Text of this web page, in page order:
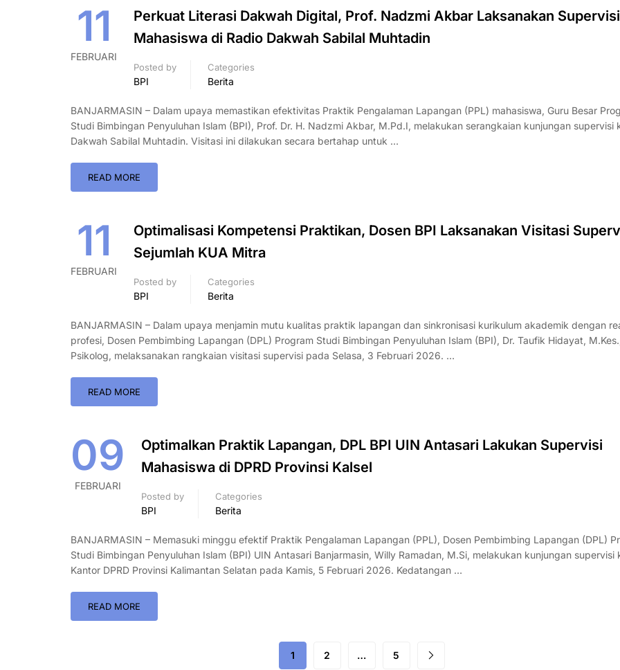
11
FEBRUARI
Perkuat Literasi Dakwah Digital, Prof. Nadzmi Akbar Laksanakan Supervisi
Mahasiswa di Radio Dakwah Sabilal Muhtadin
Posted by
BPI
Categories
Berita
BANJARMASIN – Dalam upaya memastikan efektivitas Praktik Pengalaman Lapangan (PPL) mahasiswa, Guru Besar
Studi Bimbingan Penyuluhan Islam (BPI), Prof. Dr. H. Nadzmi Akbar, M.Pd.I, melakukan serangkaian kunjungan supervisi
Dakwah Sabilal Muhtadin. Visitasi ini dilakukan secara bertahap untuk …
READ MORE
11
FEBRUARI
Optimalisasi Kompetensi Praktikan, Dosen BPI Laksanakan Visitasi
Sejumlah KUA Mitra
Posted by
BPI
Categories
Berita
BANJARMASIN – Dalam upaya menjamin mutu kualitas praktik lapangan dan sinkronisasi kurikulum akademik dengan
profesi, Dosen Pembimbing Lapangan (DPL) Program Studi Bimbingan Penyuluhan Islam (BPI), Dr. Taufik Hidayat,
Psikolog, melaksanakan rangkaian visitasi supervisi pada Selasa, 3 Februari 2026. …
READ MORE
09
FEBRUARI
Optimalkan Praktik Lapangan, DPL BPI UIN Antasari Lakukan Supervisi
Mahasiswa di DPRD Provinsi Kalsel
Posted by
BPI
Categories
Berita
BANJARMASIN – Memasuki minggu efektif Praktik Pengalaman Lapangan (PPL), Dosen Pembimbing Lapangan (DPL)
Studi Bimbingan Penyuluhan Islam (BPI) UIN Antasari Banjarmasin, Willy Ramadan, M.Si, melakukan kunjungan supervisi
Kantor DPRD Provinsi Kalimantan Selatan pada Kamis, 5 Februari 2026. Kedatangan …
READ MORE
1 2 … 5